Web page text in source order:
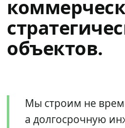
объектов.
Мы строим не
а долгосрочную